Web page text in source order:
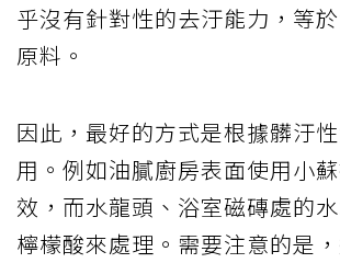
乎沒有針對性的去汙能力，等
原料。
因此，最好的方式是根據髒汙
用。例如油膩廚房表面使用小
效，而水龍頭、浴室磁磚處的
檸檬酸來處理。需要注意的是